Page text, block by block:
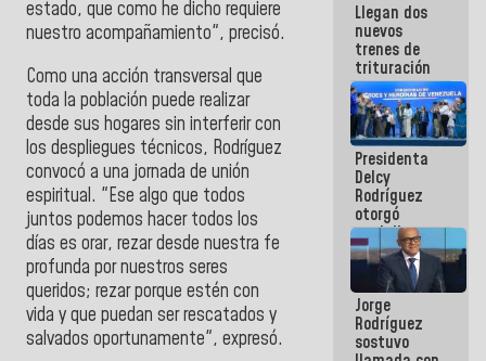
estado, que como he dicho requiere
nuestro acompañamiento", precisó.
Como una acción transversal que
toda la población puede realizar
desde sus hogares sin interferir con
los despliegues técnicos, Rodríguez
convocó a una jornada de unión
espiritual. "Ese algo que todos
juntos podemos hacer todos los
días es orar, rezar desde nuestra fe
profunda por nuestros seres
queridos; rezar porque estén con
vida y que puedan ser rescatados y
salvados oportunamente", expresó.
es
embarrarla
Llegan dos
nuevos
trenes de
trituración
para
optimizar
manejo de
escombros
en La Guaira
Presidenta
Delcy
Rodríguez
otorgó
medalla
"Héroe de
Venezuela"
a servidores
públicos
Jorge
Rodríguez
sostuvo